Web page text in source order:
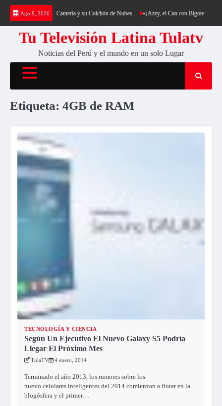
Saltar
contenido
Ago 9, 2026
Trekking al Cerro Cantería y su Colchón de Nubes «¡Azzy, el Can con Bigote: La
Tu Televisión Latina Tulatv
Noticias del Perú y el mundo en un solo Lugar
Etiqueta: 4GB de RAM
TECNOLOGÍA Y CIENCIA
Según Un Ejecutivo El Nuevo Galaxy S5 Podría
Llegar El Próximo Mes
TulaTV 4 enero, 2014
Terminado el año 2013, los rumores sobre los
nuevo celulares inteligentes del 2014 comienzan a flotar en la
blogósfera y el primer…